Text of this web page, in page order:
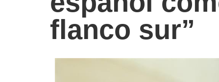
flanco sur”